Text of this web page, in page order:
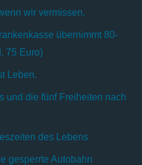
wir vermissen.
übernimmt 80-
75 Euro)
Leben.
und die fünf Freiheiten nach
des Lebens
gesperrte Autobahn